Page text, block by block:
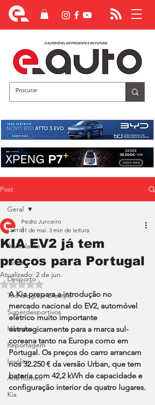
Post
Geral
Ao Volante
Teste
Desporto
Tecnologia e Lifestyle
Superdesportivos
Híbridos
Reportagem
Insólito
Alfa Romeo
Kia
Geral
KIA EV2 já tem
preços para Portugal
Pedro Junceiro
31 de mai. 3 min de leitura
Atualizado: 2 de jun.
Avaliado com NaN de 5 estrelas.
A Kia prepara a introdução no
mercado nacional do EV2, automóvel
elétrico muito importante
estrategicamente para a marca sul-
coreana tanto na Europa como em
Portugal. Os preços do carro arrancam
nos 32.250 € da versão Urban, que tem
bateria com 42,2 kWh de capacidade e
configuração interior de quatro lugares.